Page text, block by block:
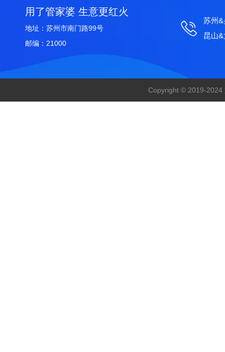
用了管家婆 生意更红火
地址：苏州市南门路99号
邮编：21000
苏州&
昆山
Copyright © 2019-